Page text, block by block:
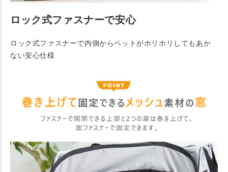
ロック式ファスナーで安心
ロック式ファスナーで内側からペットがホリホリしてもあか
ない安心仕様